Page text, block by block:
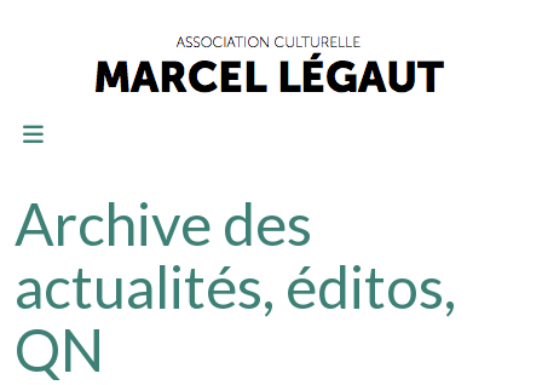
Archive des
actualités, éditos,
QN